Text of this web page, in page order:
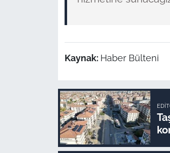
Kaynak: Haber Bülteni